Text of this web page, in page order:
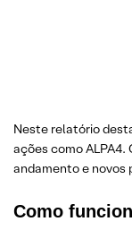
Neste relatório
ações como
andamento e novos
Como